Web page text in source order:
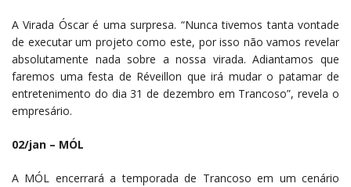
A Virada Óscar é uma surpresa. “Nunca tivemos tanta vontade
de executar um projeto como este, por isso não vamos revelar
absolutamente nada sobre a nossa virada. Adiantamos que
faremos uma festa de Réveillon que irá mudar o patamar de
entretenimento do dia 31 de dezembro em Trancoso”, revela o
empresário.
02/jan – MÓL
A MÓL encerrará a temporada de Trancoso em um cenário